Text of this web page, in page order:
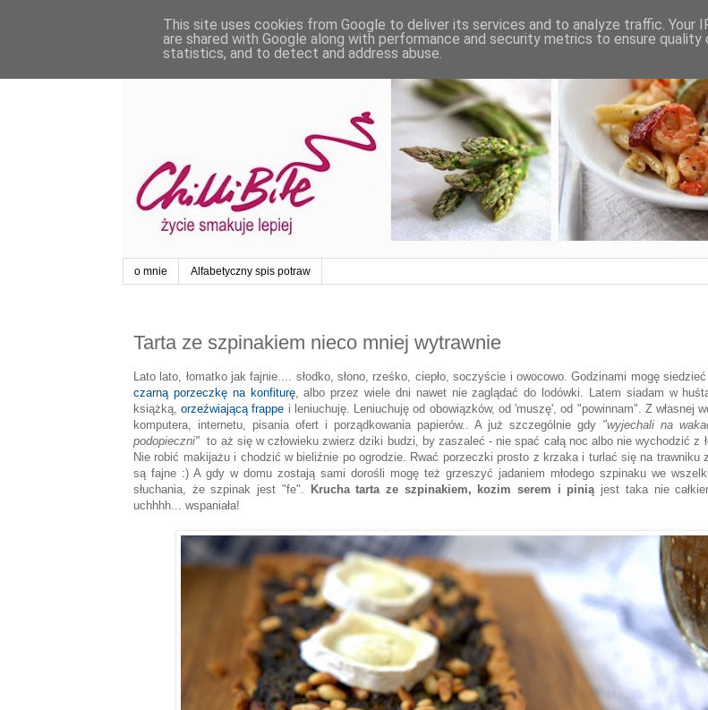
o mnie Alfabetyczny spis potraw
Tarta ze szpinakiem nieco mniej wytrawnie
Lato lato, łomatko jak fajnie.... słodko, słono, rześko, ciepło, soczyście i owocowo. Godzinami mogę
czarną porzeczkę na konfiturę, albo przez wiele dni nawet nie zaglądać do lodówki. Latem siadam w
książką,orzeźwiającą frappe i leniuchuję. Leniuchuję od obowiązków, od 'muszę', od "powinnam". Z własnej
komputera, internetu, pisania ofert i porządkowania papierów.. A już szczególnie gdy "wyjechali na
podopieczni" to aż się w człowieku zwierz dziki budzi, by zaszaleć - nie spać całą noc albo nie wychodzić z
Nie robić makijażu i chodzić w bieliźnie po ogrodzie. Rwać porzeczki prosto z krzaka i turlać się na trawniku
są fajne :) A gdy w domu zostają sami dorośli mogę też grzeszyć jadaniem młodego szpinaku we
słuchania, że szpinak jest "fe".
Krucha tarta ze szpinakiem, kozim serem i piniąjest taka nie
uchhhh... wspaniała!
This site uses cookies from Google to deliver its services and to analyze traffic. Your
are shared with Google along with performance and security metrics to ensure quality
statistics, and to detect and address abuse.